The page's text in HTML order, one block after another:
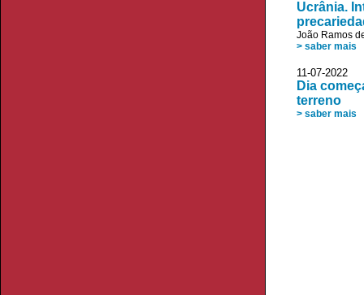
Ucrânia.
João Ramos
> saber mais
11-07-2022
Dia
terreno
> saber mais